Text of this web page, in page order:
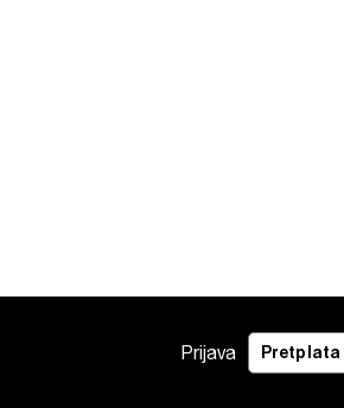
Prijava Pretplata